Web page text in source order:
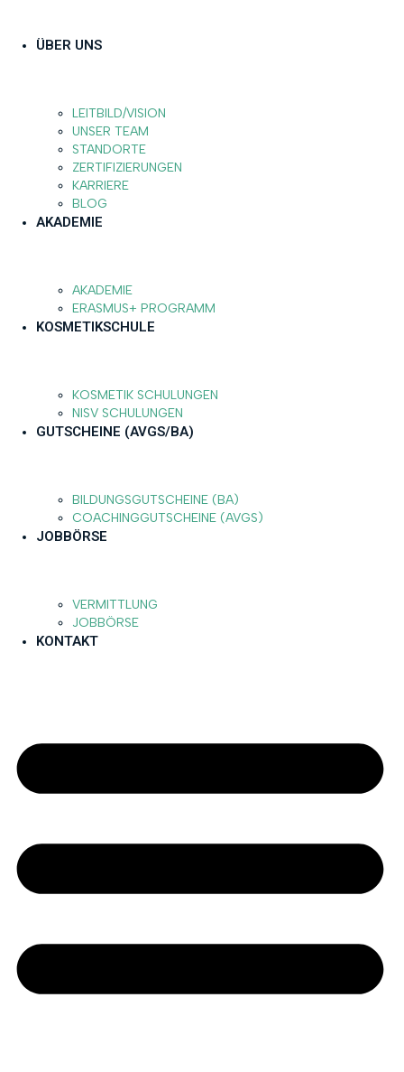
ÜBER UNS
LEITBILD/VISION
UNSER TEAM
STANDORTE
ZERTIFIZIERUNGEN
KARRIERE
BLOG
AKADEMIE
AKADEMIE
ERASMUS+ PROGRAMM
KOSMETIKSCHULE
KOSMETIK SCHULUNGEN
NISV SCHULUNGEN
GUTSCHEINE (AVGS/BA)
BILDUNGSGUTSCHEINE (BA)
COACHINGGUTSCHEINE (AVGS)
JOBBÖRSE
VERMITTLUNG
JOBBÖRSE
KONTAKT